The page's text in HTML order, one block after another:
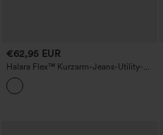
€62,95 EUR
Halara Flex™ Kurzarm-Jeans-Utility-
Jumpsuit mit Waschung und Taschen